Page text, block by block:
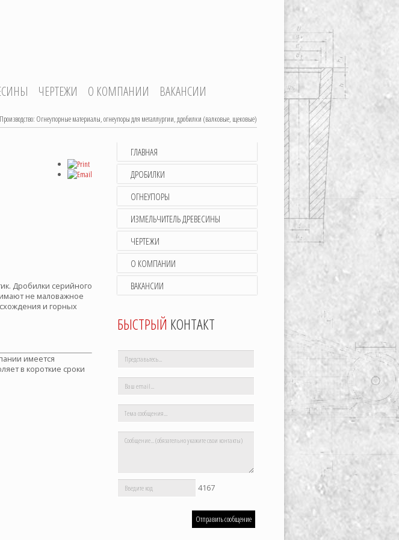
ЧЕРТЕЖИ О КОМПАНИИ ВАКАНСИИ
Производство: Огнеупорные материалы, огнеупоры для металлургии, дробилки (валковые, щековые)
Дробилки серийного
не маловажное
и горных
имеется
в короткие сроки
ГЛАВНАЯ
ДРОБИЛКИ
ОГНЕУПОРЫ
ИЗМЕЛЬЧИТЕЛЬ ДРЕВЕСИНЫ
ЧЕРТЕЖИ
О КОМПАНИИ
ВАКАНСИИ
БЫСТРЫЙ КОНТАКТ
4167